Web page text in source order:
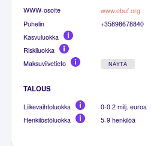
WWW-osoite
www.ebuf.org
Puhelin
+35898678840
Kasvuluokka
Riskiluokka
Maksuviivetieto
NÄYTÄ
TALOUS
Liikevaihtoluokka
0-0.2 milj. euroa
Henkilöstöluokka
5-9 henkilöä